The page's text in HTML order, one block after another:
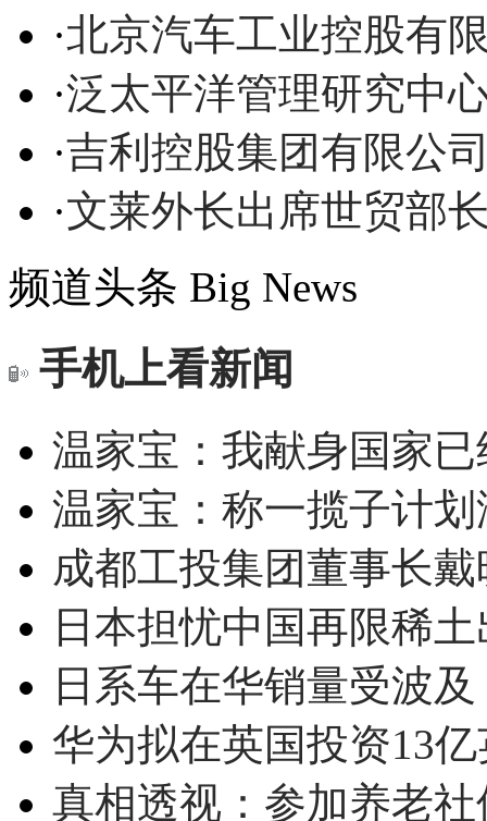
·北京汽车工业控股有
·泛太平洋管理研究中
·吉利控股集团有限公
·文莱外长出席世贸部
频道头条 Big News
手机上看新闻
温家宝：我献身国家
温家宝：称一揽子计
成都工投集团董事长
日本担忧中国再限稀
日系车在华销量受波
华为拟在英国投资13
真相透视：参加养老